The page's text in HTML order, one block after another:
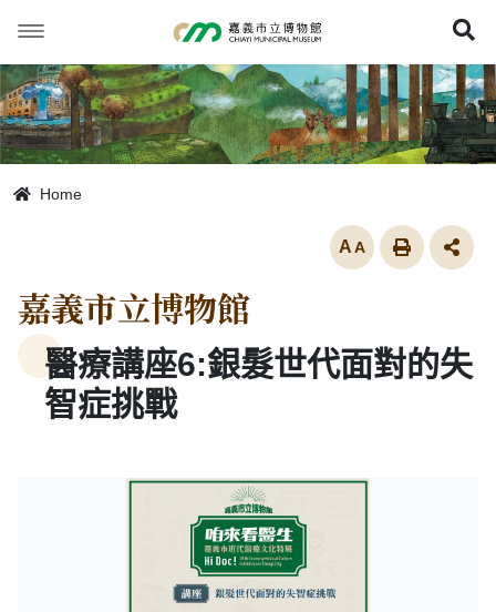
要
內
容
Home
放大
嘉義市立博物館
醫療講座6:銀髮世代面對的失
智症挑戰